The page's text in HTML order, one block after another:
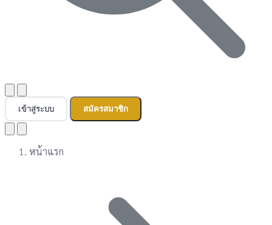
เข้าสู่ระบบ สมัครสมาชิก
หน้าแรก